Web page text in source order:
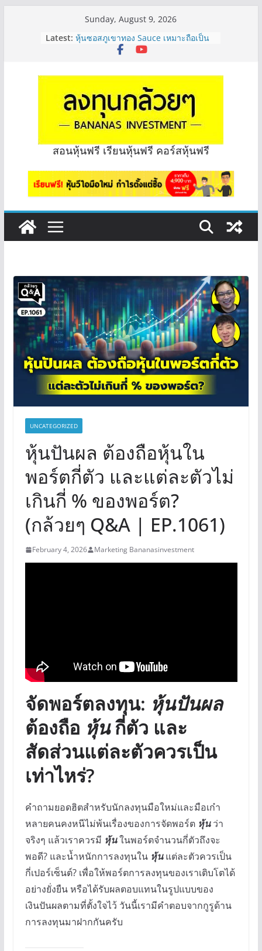
Sunday, August 9, 2026
Latest: หุ้นซอสภูเขาทอง Sauce เหมาะถือเป็น
หุ้นปันผลไหม? | Q&A กล้วยๆ EP.1166
ดี? | Q&A กล้วยๆ EP.1165
รีวิวงบกลุ่ม Bank หุ้นไหนเหมาะถือเอา
“ปันผล” | EP.175
PROSPECT REIT มือใหม่ ลงทุนได้ไหม
ครับ? | Q&A กล้วยๆ EP.1167
Hot Topic! อัปเดทงบ สื่อสาร, ค้าปลีก
ตัวไหนเหมาะถือเอาปันผล? | Hot Topic
EP.41
สอนหุ้นฟรี เรียนหุ้นฟรี คอร์สหุ้นฟรี
UNCATEGORIZED
หุ้นปันผล ต้องถือหุ้นใน
พอร์ตกี่ตัว และแต่ละตัวไม่
เกินกี่ % ของพอร์ต?
(กล้วยๆ Q&A | EP.1061)
February 4, 2026 Marketing Bananasinvestment
จัดพอร์ตลงทุน: หุ้นปันผล
ต้องถือ หุ้นกี่ตัว และ
สัดส่วนแต่ละตัวควรเป็น
เท่าไหร่?
คำถามยอดฮิตสำหรับนักลงทุนมือใหม่และมือเก๋า
หลายคนคงหนีไม่พ้นเรื่องของการจัดพอร์ต หุ้นว่า
จริงๆ แล้วเราควรมี หุ้นในพอร์ตจำนวนกี่ตัวถึงจะ
พอดี? และน้ำหนักการลงทุนใน หุ้นแต่ละตัวควรเป็น
กี่เปอร์เซ็นต์? เพื่อให้พอร์ตการลงทุนของเราเติบโตได้
อย่างยั่งยืน หรือได้รับผลตอบแทนในรูปแบบของ
เงินปันผลตามที่ตั้งใจไว้ วันนี้เรามีคำตอบจากกูรูด้าน
การลงทุนมาฝากกันครับ